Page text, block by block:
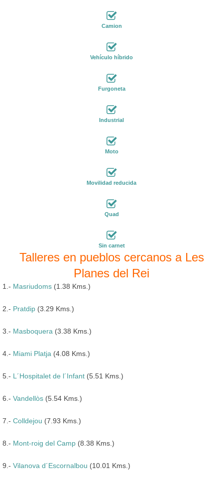
Camion
Vehículo híbrido
Furgoneta
Industrial
Moto
Movilidad reducida
Quad
Sin carnet
Talleres en pueblos cercanos a Les
Planes del Rei
1.- Masriudoms (1.38 Kms.)
2.- Pratdip (3.29 Kms.)
3.- Masboquera (3.38 Kms.)
4.- Miami Platja (4.08 Kms.)
5.- L´Hospitalet de l´Infant (5.51 Kms.)
6.- Vandellòs (5.54 Kms.)
7.- Colldejou (7.93 Kms.)
8.- Mont-roig del Camp (8.38 Kms.)
9.- Vilanova d´Escornalbou (10.01 Kms.)